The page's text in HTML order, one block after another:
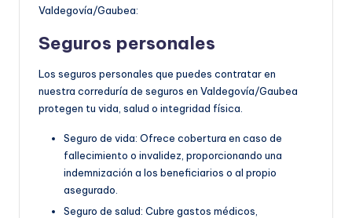
Valdegovía/Gaubea:
Seguros personales
Los seguros personales que puedes contratar en
nuestra correduría de seguros en Valdegovía/Gaubea
protegen tu vida, salud o integridad física.
Seguro de vida: Ofrece cobertura en caso de
fallecimiento o invalidez, proporcionando una
indemnización a los beneficiarios o al propio
asegurado.
Seguro de salud: Cubre gastos médicos,